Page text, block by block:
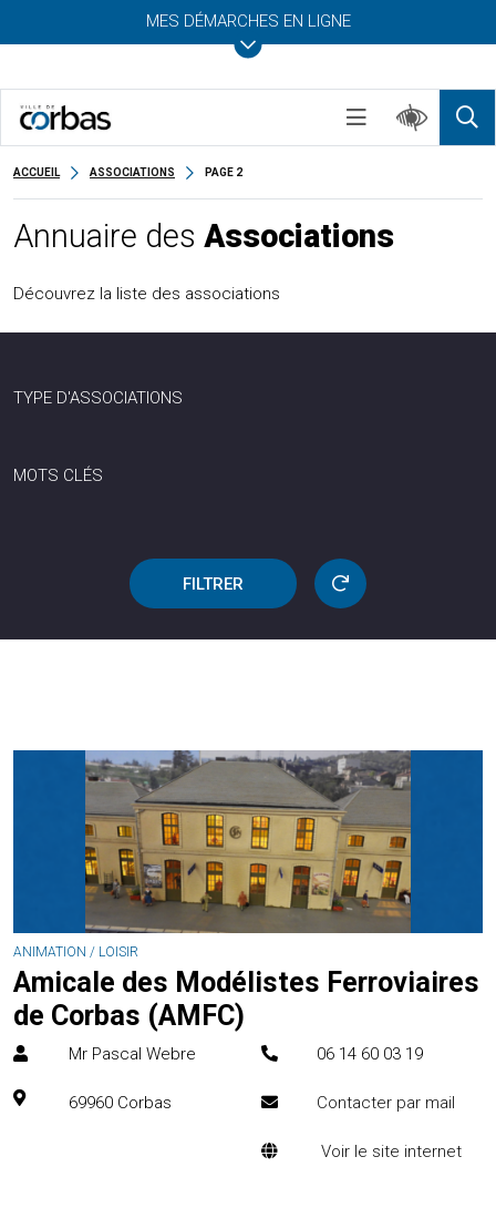
MES DÉMARCHES EN LIGNE
ACCUEIL ASSOCIATIONS PAGE 2
Annuaire des Associations
Découvrez la liste des associations
TYPE D'ASSOCIATIONS
MOTS CLÉS
FILTRER
ANIMATION / LOISIR
Amicale des Modélistes Ferroviaires
de Corbas (AMFC)
Mr Pascal Webre
69960 Corbas
06 14 60 03 19
Contacter par mail
Voir le site internet